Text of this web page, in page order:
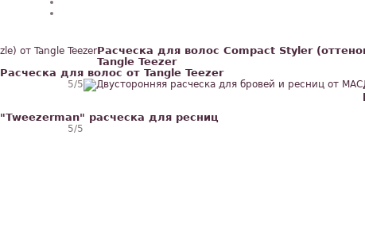
Расческа для волос Compact Styler
Tangle Teezer
Расческа для волос от Tangle Teezer
5/5
"Tweezerman" расческа для ресниц
5/5